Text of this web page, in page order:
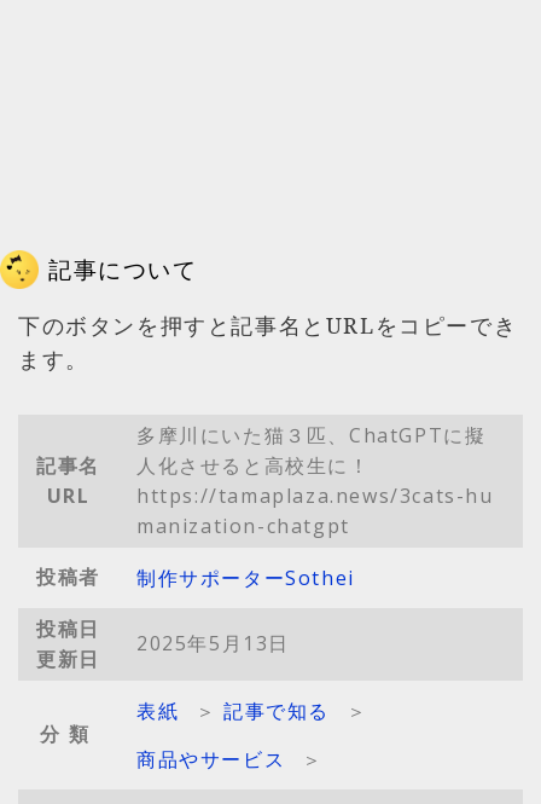
記事について
下のボタンを押すと記事名とURLをコピーでき
ます。
記事名
URL
多摩川にいた猫３匹、ChatGPTに擬
人化させると高校生に！
https://tamaplaza.news/3cats-hu
manization-chatgpt
投稿者
制作サポーターSothei
投稿日
更新日
2025年5月13日
分類
表紙 ＞ 記事で知る
＞
商品やサービス
＞